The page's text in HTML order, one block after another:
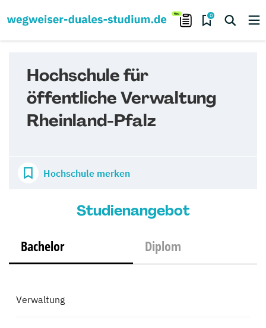
0
Hochschule für
öffentliche Verwaltung
Rheinland-Pfalz
Hochschule merken
Studienangebot
Bachelor Diplom
Verwaltung